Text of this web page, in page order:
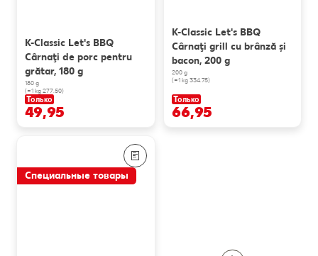
K-Classic Let's BBQ
Cârnaţi de porc pentru
grătar, 180 g
180 g
(=1 kg 277.50)
Только
49,95
K-Classic Let's BBQ
Cârnaţi grill cu brânză și
bacon, 200 g
200 g
(=1 kg 334.75)
Только
66,95
Специальные товары